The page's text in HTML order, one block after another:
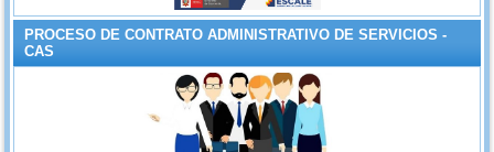
PROCESO DE CONTRATO ADMINISTRATIVO DE SERVICIOS -
CAS